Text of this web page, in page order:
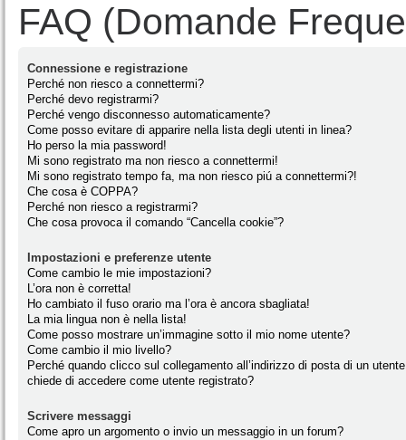
FAQ (Domande
Connessione e registrazione
Perché non riesco a connettermi?
Perché devo registrarmi?
Perché vengo disconnesso automaticamente?
Come posso evitare di apparire nella lista degli utenti in linea?
Ho perso la mia password!
Mi sono registrato ma non riesco a connettermi!
Mi sono registrato tempo fa, ma non riesco piú a connettermi?!
Che cosa è COPPA?
Perché non riesco a registrarmi?
Che cosa provoca il comando “Cancella cookie”?
Impostazioni e preferenze utente
Come cambio le mie impostazioni?
L’ora non è corretta!
Ho cambiato il fuso orario ma l’ora è ancora sbagliata!
La mia lingua non è nella lista!
Come posso mostrare un’immagine sotto il mio nome utente?
Come cambio il mio livello?
Perché quando clicco sul collegamento all’indirizzo di posta di un
chiede di accedere come utente registrato?
Scrivere messaggi
Come apro un argomento o invio un messaggio in un forum?